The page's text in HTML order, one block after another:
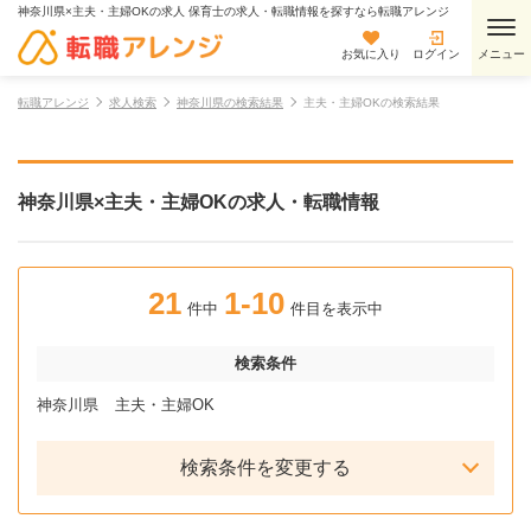
神奈川県×主夫・主婦OKの求人 保育士の求人・転職情報を探すなら転職アレンジ
お気に入り ログイン
転職アレンジ 求人検索 神奈川県の検索結果 主夫・主婦OKの検索結果
神奈川県×主夫・主婦OKの求人・転職情報
21 件中 1-10 件目を表示中
検索条件
神奈川県 主夫・主婦OK
検索条件を変更する